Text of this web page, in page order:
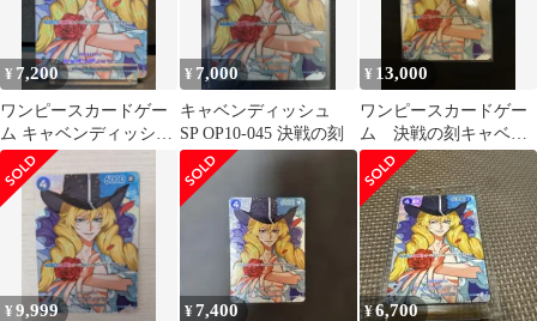
¥ 7,200
ワンピースカードゲー
ム キャベンディッシュ
OP10-045
¥ 7,000
キャベンディッシュ
SP OP10-045 決戦の刻
¥ 13,000
ワンピースカードゲー
ム 決戦の刻キャベン
ディッシュ SP
¥9,999 ¥7,400 ¥6,700